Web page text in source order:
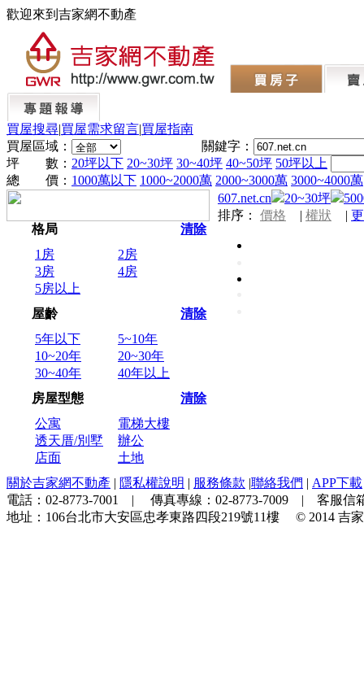
歡迎來到吉家網不動產
買屋搜尋|買屋需求留言|買屋指南
買屋區域：
關鍵字：
坪 數： 20坪以下 20~30坪 30~40坪 40~50坪 50坪以上
總 價： 1000萬以下 1000~2000萬 2000~3000萬 3000~4000萬
格局
清除
1房
2房
3房
4房
5房以上
屋齡
清除
5年以下
5~10年
10~20年
20~30年
30~40年
40年以上
房屋型態
清除
公寓
電梯大樓
透天厝/別墅
辦公
店面
土地
607.net.cn 20~30坪
排序： 價格 | 權狀 |
關於吉家網不動產 | 隱私權說明 | 服務條款 |聯絡我們 | APP下載
電話： 02-8773-7001 | 傳真專線： 02-8773-7009 | 客服信
地址： 106台北市大安區忠孝東路四段219號11樓 © 2014 吉